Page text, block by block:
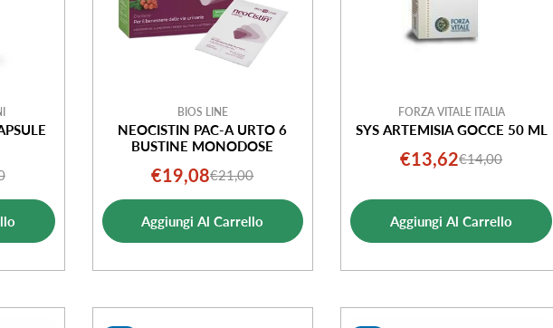
BIOS LINE
NEOCISTIN PAC-A URTO 6
BUSTINE MONODOSE
Prezzo
di
vendita
€19,08Prezzo
normale
€21,00
Aggiungi Al Carrello
FORZA VITALE ITALIA
SYS ARTEMISIA GOCCE 50 ML
Prezzo
vendita
€13,62Prezzo
€14,00
Aggiungi Al Carrello